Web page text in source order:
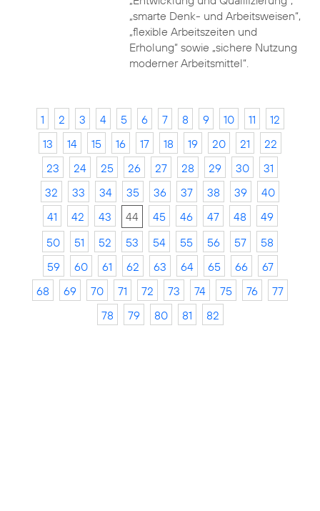
„smarte Denk- und Arbeitsweisen“,
„flexible Arbeitszeiten und
Erholung“ sowie „sichere Nutzung
moderner Arbeitsmittel“.
1 2 3 4 5 6 7 8 9 10 11
12
13
14 15 16 17 18 19 20 21
22
23
24 25 26 27 28 29 30
31
32
33 34 35 36 37 38 39
40
41
42 43 44 45 46 47 48
49
50
51 52 53 54 55 56 57
58
59
60 61 62 63 64 65 66
67
68
69 70 71 72 73 74 75 76
77
78
79 80 81 82